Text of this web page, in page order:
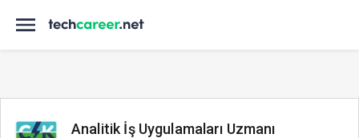
Analitik İş Uygulamaları Uzmanı